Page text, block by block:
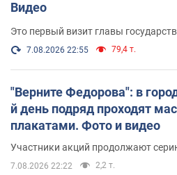
Видео
Это первый визит главы
7.08.2026 22:55 79,4 т.
"Верните Федорова": в
й день подряд проходят
плакатами. Фото и видео
Участники акций продолжают
7.08.2026 22:22 2,2 т.